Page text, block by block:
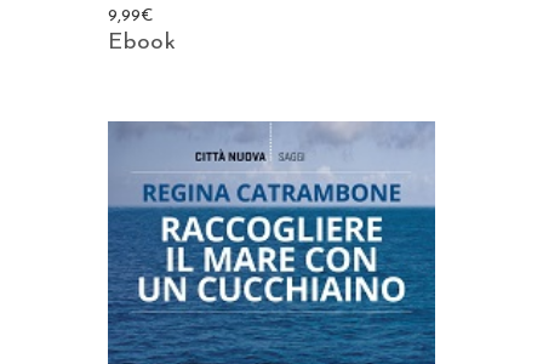
9,99€
Ebook